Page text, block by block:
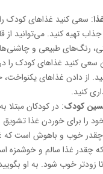
: سعی کنید غذاهای کودک
تهیه کنید. می‌توانید از
رنگ‌های طبیعی و
سعی کنید غذاهای کودک را
از دادن غذاهای یکنواخت،
کنید.
کودک: در کودکان مبتلا
را برای خوردن غذا
چقدر خوب و باهوش است که
که چقدر غذا سالم و خوشمزه
زودتر خوب شود. به او